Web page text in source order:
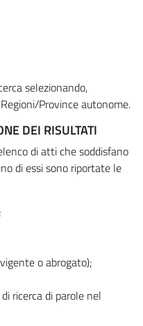
selezionando,
Province autonome.
DEI RISULTATI
di atti che soddisfano
di essi sono riportate le
o abrogato);
ricerca di parole nel